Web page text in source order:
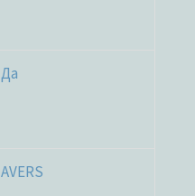
Да
AVERS